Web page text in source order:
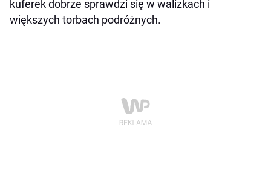
kuferek dobrze sprawdzi się w walizkach i
większych torbach podróżnych.